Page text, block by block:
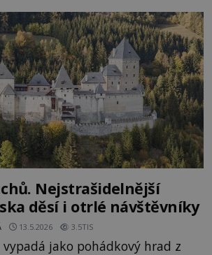
od povrchu Marsu vzdálena asi
Nejstrašidelnější
děsí i otrlé návštěvníky
13.5.2026 3.5TIS
jako pohádkový hrad z